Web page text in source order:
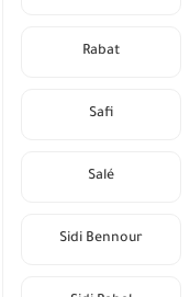
Rabat
Safi
Salé
Sidi Bennour